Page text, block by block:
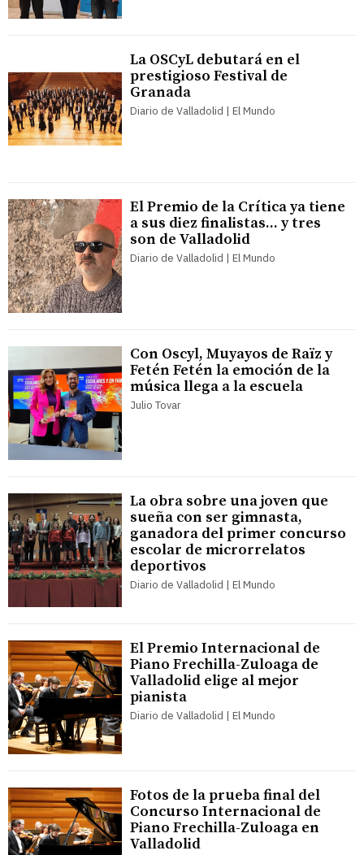
La OSCyL debutará en el
prestigioso Festival de
Granada
Diario de Valladolid | El Mundo
El Premio de la Crítica ya tiene
a sus diez finalistas... y tres
son de Valladolid
Diario de Valladolid | El Mundo
Con Oscyl, Muyayos de Raïz y
Fetén Fetén la emoción de la
música llega a la escuela
Julio Tovar
La obra sobre una joven que
sueña con ser gimnasta,
ganadora del primer concurso
escolar de microrrelatos
deportivos
Diario de Valladolid | El Mundo
El Premio Internacional de
Piano Frechilla-Zuloaga de
Valladolid elige al mejor
pianista
Diario de Valladolid | El Mundo
Fotos de la prueba final del
Concurso Internacional de
Piano Frechilla-Zuloaga en
Valladolid